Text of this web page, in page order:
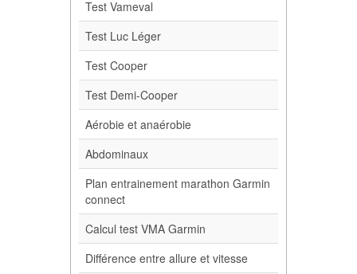
Test Vameval
Test Luc Léger
Test Cooper
Test Demi-Cooper
Aérobie et anaérobie
Abdominaux
Plan entrainement marathon Garmin
connect
Calcul test VMA Garmin
Différence entre allure et vitesse